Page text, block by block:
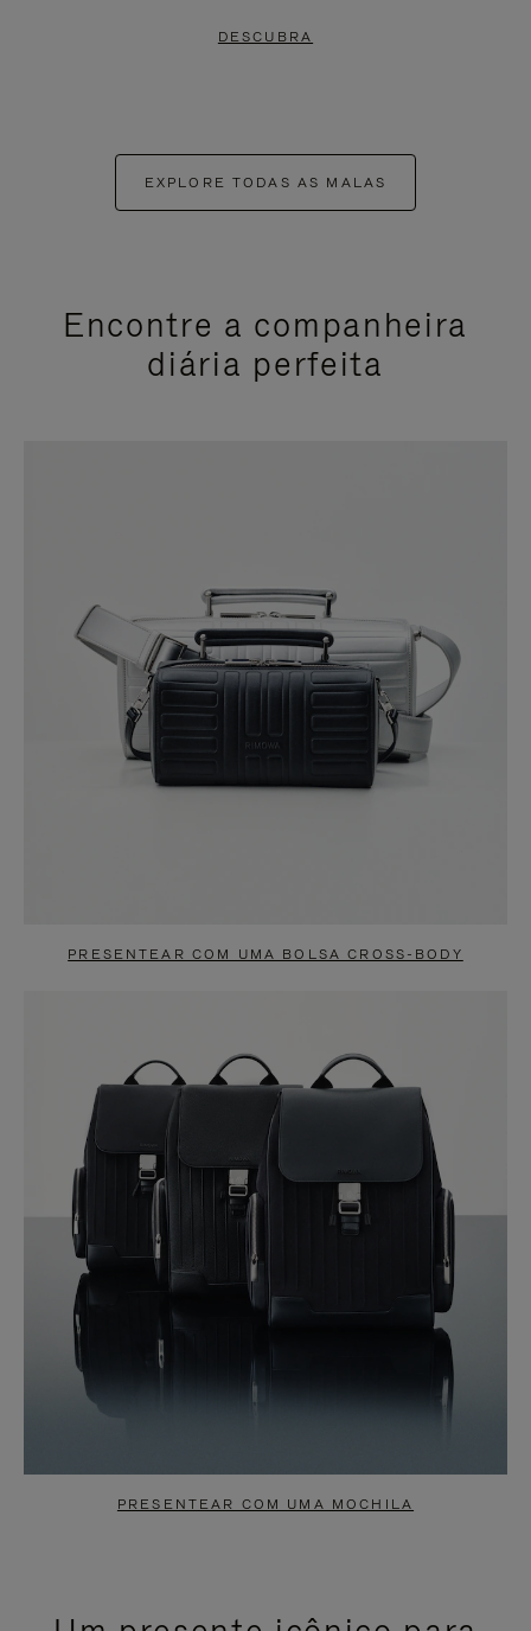
DESCUBRA
EXPLORE TODAS AS MALAS
Encontre a companheira
diária perfeita
PRESENTEAR COM UMA BOLSA CROSS-BODY
PRESENTEAR COM UMA MOCHILA